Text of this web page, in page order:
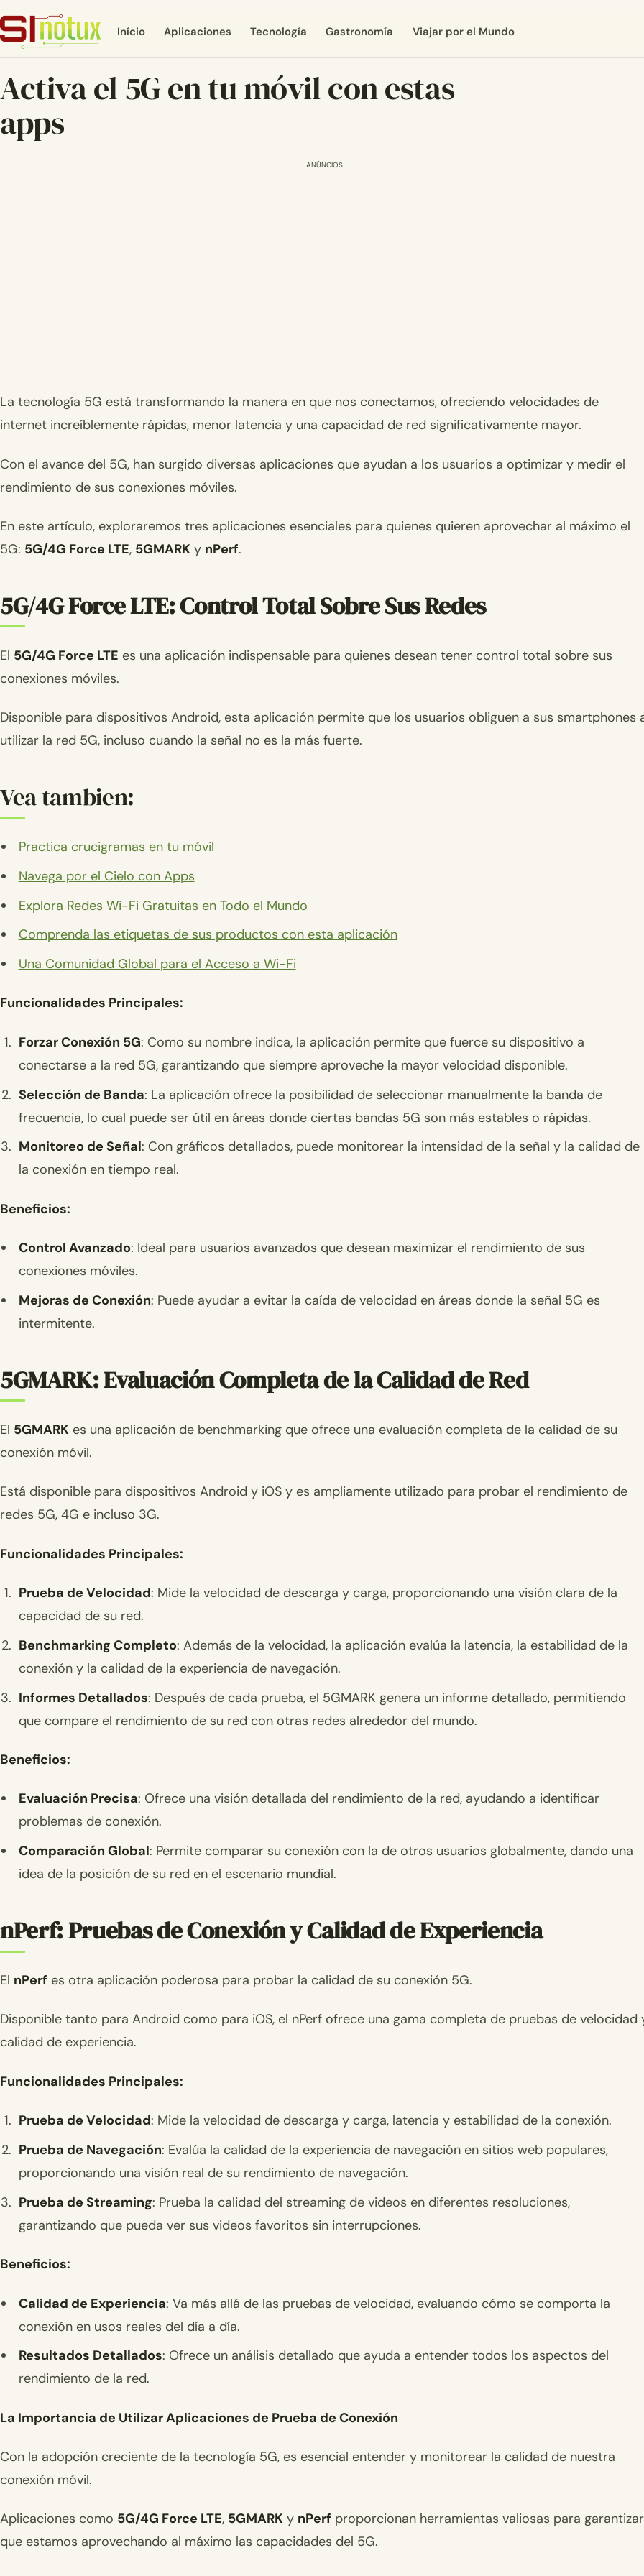
Início Aplicaciones Tecnología Gastronomía Viajar por el Mundo
Activa el 5G en tu móvil con estas
apps
ANÚNCIOS
La tecnología 5G está transformando la manera en que nos conectamos, ofreciendo velocidades de
internet increíblemente rápidas, menor latencia y una capacidad de red significativamente mayor.
Con el avance del 5G, han surgido diversas aplicaciones que ayudan a los usuarios a optimizar y medir el
rendimiento de sus conexiones móviles.
En este artículo, exploraremos tres aplicaciones esenciales para quienes quieren aprovechar al máximo el
5G: 5G/4G Force LTE, 5GMARK y nPerf.
5G/4G Force LTE: Control Total Sobre Sus Redes
El 5G/4G Force LTE es una aplicación indispensable para quienes desean tener control total sobre sus
conexiones móviles.
Disponible para dispositivos Android, esta aplicación permite que los usuarios obliguen a sus smartphones
utilizar la red 5G, incluso cuando la señal no es la más fuerte.
Vea tambien:
Practica crucigramas en tu móvil
Navega por el Cielo con Apps
Explora Redes Wi-Fi Gratuitas en Todo el Mundo
Comprenda las etiquetas de sus productos con esta aplicación
Una Comunidad Global para el Acceso a Wi-Fi
Funcionalidades Principales:
Forzar Conexión 5G: Como su nombre indica, la aplicación permite que fuerce su dispositivo a
conectarse a la red 5G, garantizando que siempre aproveche la mayor velocidad disponible.
Selección de Banda: La aplicación ofrece la posibilidad de seleccionar manualmente la banda de
frecuencia, lo cual puede ser útil en áreas donde ciertas bandas 5G son más estables o rápidas.
Monitoreo de Señal: Con gráficos detallados, puede monitorear la intensidad de la señal y la calidad de
la conexión en tiempo real.
Beneficios:
Control Avanzado: Ideal para usuarios avanzados que desean maximizar el rendimiento de sus
conexiones móviles.
Mejoras de Conexión: Puede ayudar a evitar la caída de velocidad en áreas donde la señal 5G es
intermitente.
5GMARK: Evaluación Completa de la Calidad de Red
El 5GMARK es una aplicación de benchmarking que ofrece una evaluación completa de la calidad de su
conexión móvil.
Está disponible para dispositivos Android y iOS y es ampliamente utilizado para probar el rendimiento de
redes 5G, 4G e incluso 3G.
Funcionalidades Principales:
Prueba de Velocidad: Mide la velocidad de descarga y carga, proporcionando una visión clara de la
capacidad de su red.
Benchmarking Completo: Además de la velocidad, la aplicación evalúa la latencia, la estabilidad de la
conexión y la calidad de la experiencia de navegación.
Informes Detallados: Después de cada prueba, el 5GMARK genera un informe detallado, permitiendo
que compare el rendimiento de su red con otras redes alrededor del mundo.
Beneficios:
Evaluación Precisa: Ofrece una visión detallada del rendimiento de la red, ayudando a identificar
problemas de conexión.
Comparación Global: Permite comparar su conexión con la de otros usuarios globalmente, dando una
idea de la posición de su red en el escenario mundial.
nPerf: Pruebas de Conexión y Calidad de Experiencia
El nPerf es otra aplicación poderosa para probar la calidad de su conexión 5G.
Disponible tanto para Android como para iOS, el nPerf ofrece una gama completa de pruebas de velocidad
calidad de experiencia.
Funcionalidades Principales:
Prueba de Velocidad: Mide la velocidad de descarga y carga, latencia y estabilidad de la conexión.
Prueba de Navegación: Evalúa la calidad de la experiencia de navegación en sitios web populares,
proporcionando una visión real de su rendimiento de navegación.
Prueba de Streaming: Prueba la calidad del streaming de videos en diferentes resoluciones,
garantizando que pueda ver sus videos favoritos sin interrupciones.
Beneficios:
Calidad de Experiencia: Va más allá de las pruebas de velocidad, evaluando cómo se comporta la
conexión en usos reales del día a día.
Resultados Detallados: Ofrece un análisis detallado que ayuda a entender todos los aspectos del
rendimiento de la red.
La Importancia de Utilizar Aplicaciones de Prueba de Conexión
Con la adopción creciente de la tecnología 5G, es esencial entender y monitorear la calidad de nuestra
conexión móvil.
Aplicaciones como 5G/4G Force LTE, 5GMARK y nPerf proporcionan herramientas valiosas para garantizar
que estamos aprovechando al máximo las capacidades del 5G.